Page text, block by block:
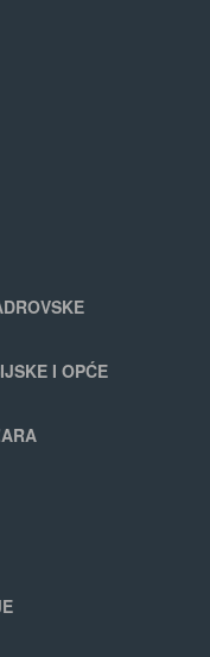
I OPĆE